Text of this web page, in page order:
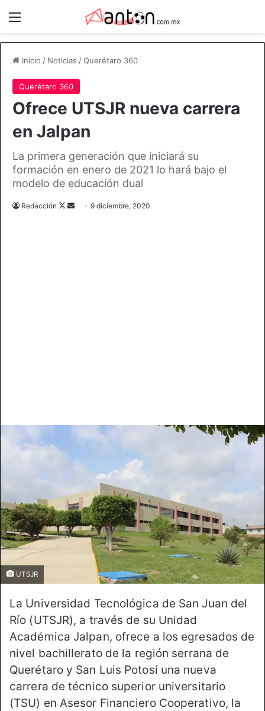
Menú
Inicio / Noticias /Querétaro 360
Querétaro 360
Ofrece UTSJR nueva carrera
en Jalpan
La primera generación que iniciará su
formación en enero de 2021 lo hará bajo el
modelo de educación dual
Redacción
Follow
Send9 diciembre, 2020
UTSJR
La Universidad Tecnológica de San Juan del
Río (UTSJR), a través de su Unidad
Académica Jalpan, ofrece a los egresados de
nivel bachillerato de la región serrana de
Querétaro y San Luis Potosí una nueva
carrera de técnico superior universitario
(TSU) en Asesor Financiero Cooperativo, la